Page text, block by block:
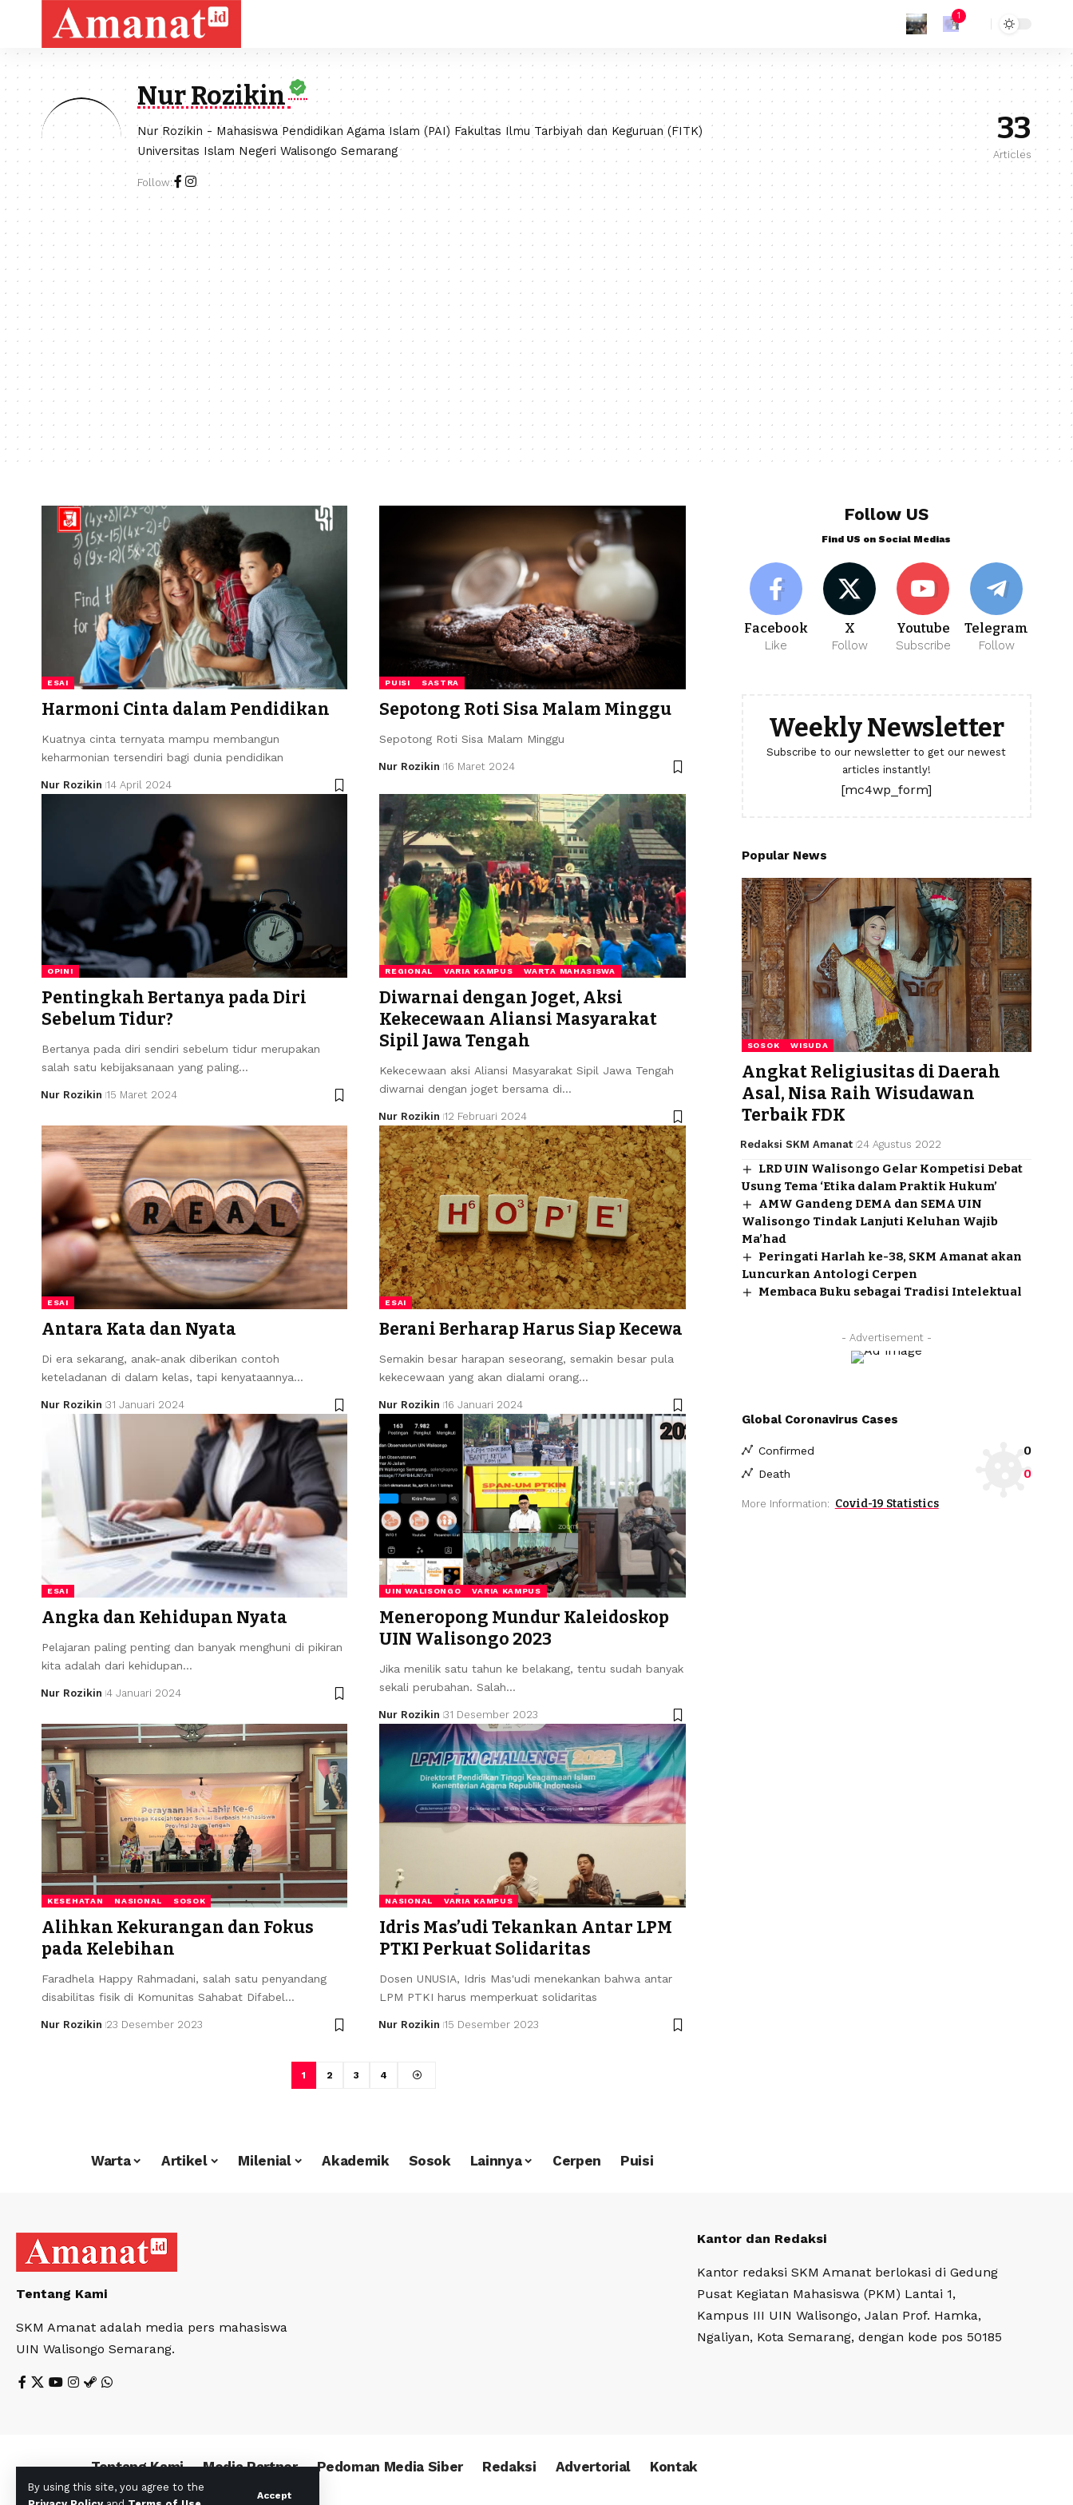
By using this site, you agree to the
Accept
1
Nur Rozikin
Nur Rozikin - Mahasiswa Pendidikan Agama Islam (PAI) Fakultas Ilmu Tarbiyah dan Keguruan (FITK)
Universitas Islam Negeri Walisongo Semarang
Follow:
33
Articles
ESAI
Harmoni Cinta dalam Pendidikan
Kuatnya cinta ternyata mampu membangun
keharmonian tersendiri bagi dunia pendidikan
Nur Rozikin 14 April 2024
PUISI SASTRA
Sepotong Roti Sisa Malam Minggu
Sepotong Roti Sisa Malam Minggu
Nur Rozikin 16 Maret 2024
OPINI
Pentingkah Bertanya pada Diri
Sebelum Tidur?
Bertanya pada diri sendiri sebelum tidur merupakan
salah satu kebijaksanaan yang paling…
Nur Rozikin 15 Maret 2024
REGIONAL VARIA KAMPUS WARTA MAHASISWA
Diwarnai dengan Joget, Aksi
Kekecewaan Aliansi Masyarakat
Sipil Jawa Tengah
Kekecewaan aksi Aliansi Masyarakat Sipil Jawa Tengah
diwarnai dengan joget bersama di…
Nur Rozikin 12 Februari 2024
ESAI
Antara Kata dan Nyata
Di era sekarang, anak-anak diberikan contoh
keteladanan di dalam kelas, tapi kenyataannya…
Nur Rozikin 31 Januari 2024
ESAI
Berani Berharap Harus Siap Kecewa
Semakin besar harapan seseorang, semakin besar pula
kekecewaan yang akan dialami orang…
Nur Rozikin 16 Januari 2024
ESAI
Angka dan Kehidupan Nyata
Pelajaran paling penting dan banyak menghuni di pikiran
kita adalah dari kehidupan…
Nur Rozikin 4 Januari 2024
UIN WALISONGO VARIA KAMPUS
Meneropong Mundur Kaleidoskop
UIN Walisongo 2023
Jika menilik satu tahun ke belakang, tentu sudah banyak
sekali perubahan. Salah…
Nur Rozikin 31 Desember 2023
KESEHATAN NASIONAL SOSOK
Alihkan Kekurangan dan Fokus
pada Kelebihan
Faradhela Happy Rahmadani, salah satu penyandang
disabilitas fisik di Komunitas Sahabat Difabel…
Nur Rozikin 23 Desember 2023
NASIONAL VARIA KAMPUS
Idris Mas’udi Tekankan Antar LPM
PTKI Perkuat Solidaritas
Dosen UNUSIA, Idris Mas'udi menekankan bahwa antar
LPM PTKI harus memperkuat solidaritas
Nur Rozikin 15 Desember 2023
1 2 3 4
Follow US
Find US on Social Medias
Facebook
Like
X
Follow
Youtube
Subscribe
Telegram
Follow
Weekly Newsletter
Subscribe to our newsletter to get our newest
articles instantly!
[mc4wp_form]
Popular News
SOSOK WISUDA
Angkat Religiusitas di Daerah
Asal, Nisa Raih Wisudawan
Terbaik FDK
Redaksi SKM Amanat 24 Agustus 2022
LRD UIN Walisongo Gelar Kompetisi Debat
Usung Tema ‘Etika dalam Praktik Hukum’
AMW Gandeng DEMA dan SEMA UIN
Walisongo Tindak Lanjuti Keluhan Wajib
Ma’had
Peringati Harlah ke-38, SKM Amanat akan
Luncurkan Antologi Cerpen
Membaca Buku sebagai Tradisi Intelektual
- Advertisement -
Global Coronavirus Cases
Confirmed 0
Death 0
More Information: Covid-19 Statistics
Warta Artikel Milenial Akademik Sosok Lainnya Cerpen Puisi
Tentang Kami
SKM Amanat adalah media pers mahasiswa
UIN Walisongo Semarang.
Kantor dan Redaksi
Kantor redaksi SKM Amanat berlokasi di Gedung
Pusat Kegiatan Mahasiswa (PKM) Lantai 1,
Kampus III UIN Walisongo, Jalan Prof. Hamka,
Ngaliyan, Kota Semarang, dengan kode pos 50185
Tentang Kami Media Partner Pedoman Media Siber Redaksi Advertorial Kontak